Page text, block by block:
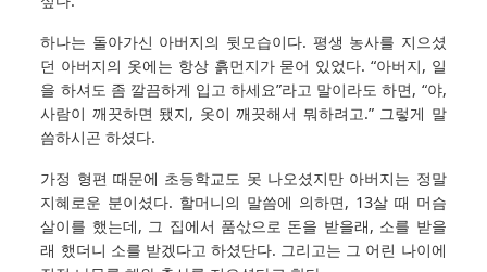
하나는 돌아가신 아버지의 뒷모습이다. 평생 농사를 지으셨
던 아버지의 옷에는 항상 흙먼지가 묻어 있었다. “아버지, 일
을 하셔도 좀 깔끔하게 입고 하세요”라고 말이라도 하면, “야,
사람이 깨끗하면 됐지, 옷이 깨끗해서 뭐하려고.” 그렇게 말
씀하시곤 하셨다.
가정 형편 때문에 초등학교도 못 나오셨지만 아버지는 정말
지혜로운 분이셨다. 할머니의 말씀에 의하면, 13살 때 머슴
살이를 했는데, 그 집에서 품삯으로 돈을 받을래, 소를 받을
래 했더니 소를 받겠다고 하셨단다. 그리고는 그 어린 나이에